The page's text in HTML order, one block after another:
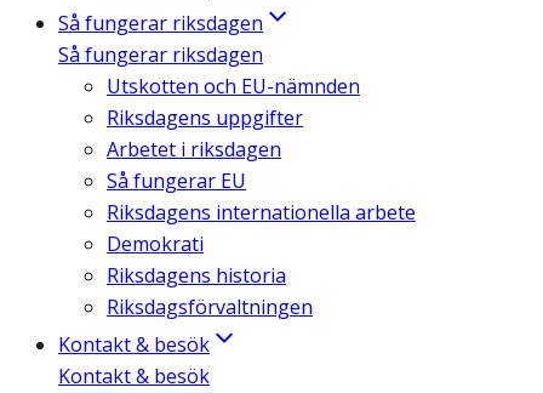
Så fungerar riksdagen
Så fungerar riksdagen
Utskotten och EU-nämnden
Riksdagens uppgifter
Arbetet i riksdagen
Så fungerar EU
Riksdagens internationella arbete
Demokrati
Riksdagens historia
Riksdagsförvaltningen
Kontakt & besök
Kontakt & besök